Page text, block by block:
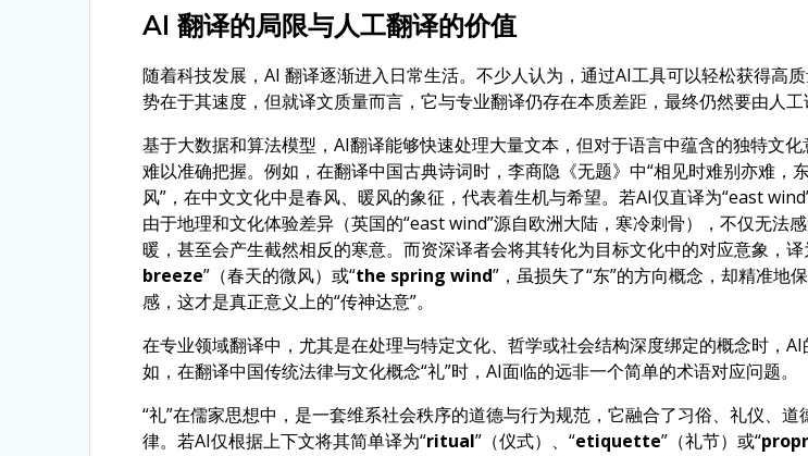
AI 翻译的局限与人工翻译的价值
随着科技发展，AI 翻译逐渐进入日常生活。不少人认为，通过AI工具可以轻松获得高
势在于其速度，但就译文质量而言，它与专业翻译仍存在本质差距，最终仍然要由人工
基于大数据和算法模型，AI翻译能够快速处理大量文本，但对于语言中蕴含的独特文
难以准确把握。例如，在翻译中国古典诗词时，李商隐《无题》中“相见时难别亦难，
风”，在中文文化中是春风、暖风的象征，代表着生机与希望。若AI仅直译为“east
由于地理和文化体验差异（英国的“east wind”源自欧洲大陆，寒冷刺骨），不仅无法
暖，甚至会产生截然相反的寒意。而资深译者会将其转化为目标文化中的对应意象，译
breeze”（春天的微风）或“the spring wind”，虽损失了“东”的方向概念，却精准地
感，这才是真正意义上的“传神达意”。
在专业领域翻译中，尤其是在处理与特定文化、哲学或社会结构深度绑定的概念时，
如，在翻译中国传统法律与文化概念“礼”时，AI面临的远非一个简单的术语对应问题。
“礼”在儒家思想中，是一套维系社会秩序的道德与行为规范，它融合了习俗、礼仪、
律。若AI仅根据上下文将其简单译为“ritual”（仪式）、“etiquette”（礼节）或“